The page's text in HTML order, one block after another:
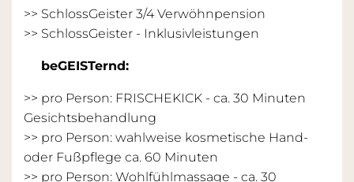
(3x) 4x oder 5x kuschelige Übernachtungen
in der gewählten Zimmerkategorie
Verwöhnpension mit Produkten aus unserer
Region
Nutzung des EntspannungsGeist - Spa
Geschenk des Hauses : Ihre persönliche
Badetasche mit Badeslipper
Leihweise flauschiger Bademantel und